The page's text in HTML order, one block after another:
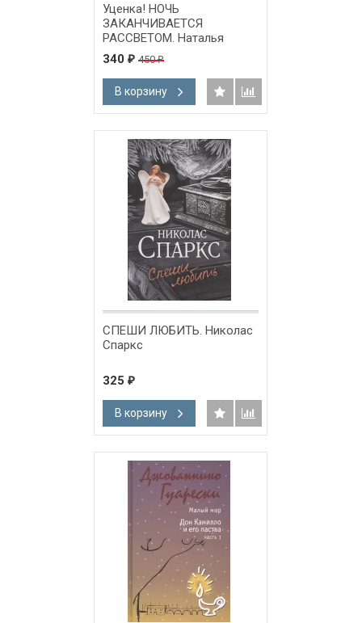
Уценка! НОЧЬ
ЗАКАНЧИВАЕТСЯ
РАССВЕТОМ. Наталья
Даник-Гребнева, Анна Лукс
340 ₽ 450₽
В корзину
СПЕШИ ЛЮБИТЬ. Николас
Спаркс
325 ₽
В корзину